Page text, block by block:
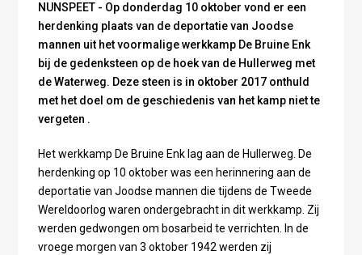
NUNSPEET - Op donderdag 10 oktober vond er een
herdenking plaats van de deportatie van Joodse
mannen uit het voormalige werkkamp De Bruine Enk
bij de gedenksteen op de hoek van de Hullerweg met
de Waterweg. Deze steen is in oktober 2017 onthuld
met het doel om de geschiedenis van het kamp niet te
vergeten .
Het werkkamp De Bruine Enk lag aan de Hullerweg. De
herdenking op 10 oktober was een herinnering aan de
deportatie van Joodse mannen die tijdens de Tweede
Wereldoorlog waren ondergebracht in dit werkkamp. Zij
werden gedwongen om bosarbeid te verrichten. In de
vroege morgen van 3 oktober 1942 werden zij